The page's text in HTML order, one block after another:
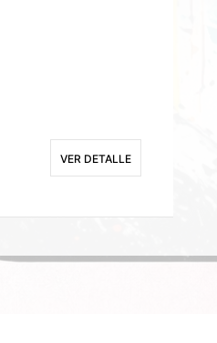
VER DETALLE